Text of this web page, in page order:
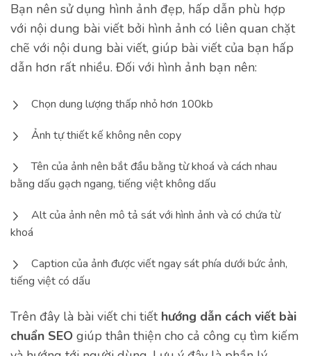
Bạn nên sử dụng hình ảnh đẹp, hấp dẫn phù hợp
với nội dung bài viết bởi hình ảnh có liên quan chặt
chẽ với nội dung bài viết, giúp bài viết của bạn hấp
dẫn hơn rất nhiều. Đối với hình ảnh bạn nên:
Chọn dung lượng thấp nhỏ hơn 100kb
Ảnh tự thiết kế không nên copy
Tên của ảnh nên bắt đầu bằng từ khoá và cách nhau
bằng dấu gạch ngang, tiếng việt không dấu
Alt của ảnh nên mô tả sát với hình ảnh và có chứa từ
khoá
Caption của ảnh được viết ngay sát phía dưới bức ảnh,
tiếng việt có dấu
Trên đây là bài viết chi tiết hướng dẫn cách viết bài
chuẩn SEO giúp thân thiện cho cả công cụ tìm kiếm